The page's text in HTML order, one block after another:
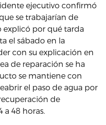
ejecutivo confirmó
se trabajarían de
explicó por qué tarda
el sábado en la
con su explicación en
de reparación se ha
se mantiene con
el paso de agua por
de
a 48 horas.